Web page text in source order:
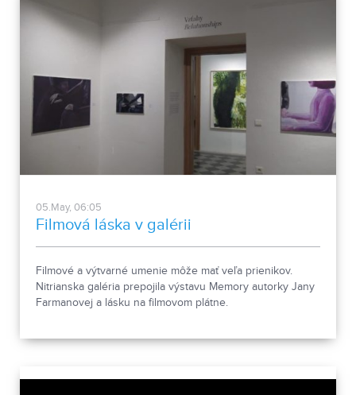
05.May, 06:05
Filmová láska v galérii
Filmové a výtvarné umenie môže mať veľa prienikov.
Nitrianska galéria prepojila výstavu Memory autorky Jany
Farmanovej a lásku na filmovom plátne.